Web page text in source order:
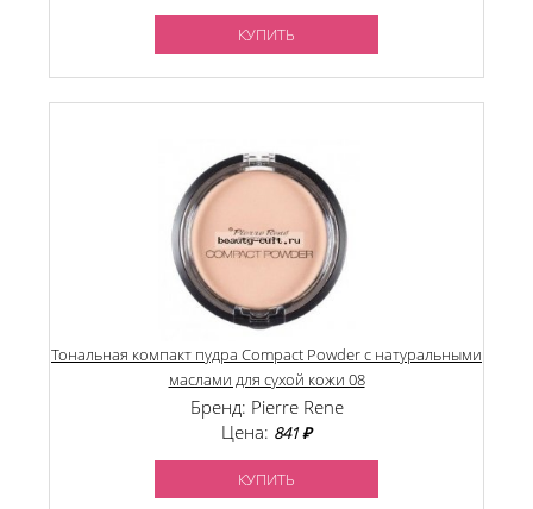
КУПИТЬ
Тональная компакт пудра Compact Powder с натуральными
маслами для сухой кожи 08
Бренд: Pierre Rene
Цена: 841 ₽
КУПИТЬ